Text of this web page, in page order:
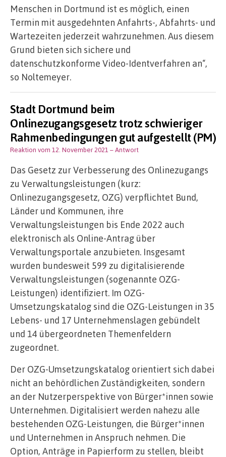
Menschen in Dortmund ist es möglich, einen
Termin mit ausgedehnten Anfahrts-, Abfahrts- und
Wartezeiten jederzeit wahrzunehmen. Aus diesem
Grund bieten sich sichere und
datenschutzkonforme Video-Identverfahren an“,
so Noltemeyer.
Stadt Dortmund beim
Onlinezugangsgesetz trotz schwieriger
Rahmenbedingungen gut aufgestellt (PM)
Reaktion vom 12. November 2021 – Antwort
Das Gesetz zur Verbesserung des Onlinezugangs
zu Verwaltungsleistungen (kurz:
Onlinezugangsgesetz, OZG) verpflichtet Bund,
Länder und Kommunen, ihre
Verwaltungsleistungen bis Ende 2022 auch
elektronisch als Online-Antrag über
Verwaltungsportale anzubieten. Insgesamt
wurden bundesweit 599 zu digitalisierende
Verwaltungsleistungen (sogenannte OZG-
Leistungen) identifiziert. Im OZG-
Umsetzungskatalog sind die OZG-Leistungen in 35
Lebens- und 17 Unternehmenslagen gebündelt
und 14 übergeordneten Themenfeldern
zugeordnet.
Der OZG-Umsetzungskatalog orientiert sich dabei
nicht an behördlichen Zuständigkeiten, sondern
an der Nutzerperspektive von Bürger*innen sowie
Unternehmen. Digitalisiert werden nahezu alle
bestehenden OZG-Leistungen, die Bürger*innen
und Unternehmen in Anspruch nehmen. Die
Option, Anträge in Papierform zu stellen, bleibt